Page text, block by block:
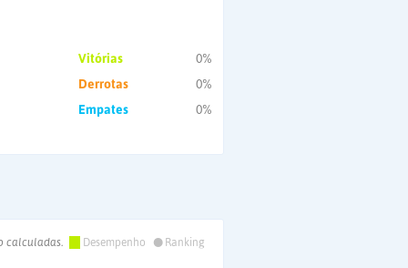
Vitórias
0%
Derrotas
0%
Empates
0%
calculadas. Desempenho •
Ranking